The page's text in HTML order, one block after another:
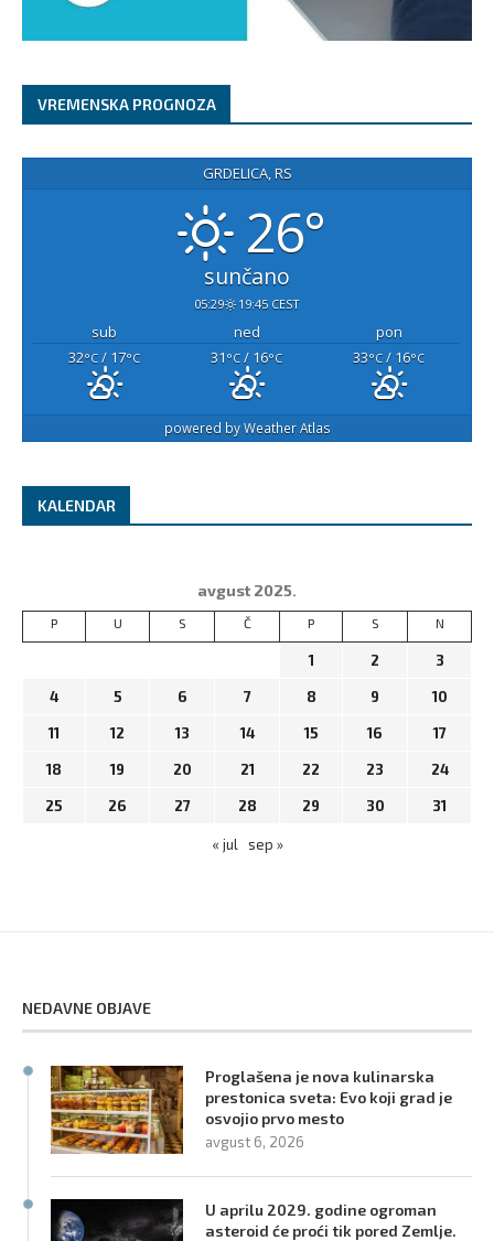
VREMENSKA PROGNOZA
GRDELICA, RS
26°
sunčano
05:29 19:45 CEST
sub ned
pon
32°C / 17°C 31 °C / 16°C 33°C / 16°C
powered byWeather Atlas
KALENDAR
avgust 2025.
P U S Č P S N
1 2 3
4 5 6 7 8 9 10
11 12 13 14 15 16 17
18 19 20 21 22 23 24
25 26 27 28 29 30 31
« jul sep »
NEDAVNE OBJAVE
Proglašena je nova kulinarska
prestonica sveta: Evo koji grad je
osvojio prvo mesto
avgust 6, 2026
U aprilu 2029. godine ogroman
asteroid će proći tik pored Zemlje.